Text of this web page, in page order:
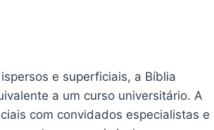
e superficiais, a Bíblia
a um curso universitário. A
com convidados especialistas e